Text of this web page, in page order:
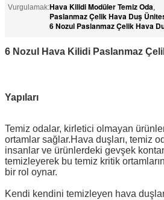
Vurgulamak:Hava Kilidi Modüler Temiz Oda,
Paslanmaz Çelik Hava Duş
6 Nozul Paslanmaz Çelik Hava
6 Nozul Hava Kilidi Paslanmaz
Yapıları
Temiz odalar, kirletici olmayan
ortamlar sağlar.Hava duşları, temiz
insanlar ve ürünlerdeki gevşek
temizleyerek bu temiz kritik
bir rol oynar.
Kendi kendini temizleyen hava